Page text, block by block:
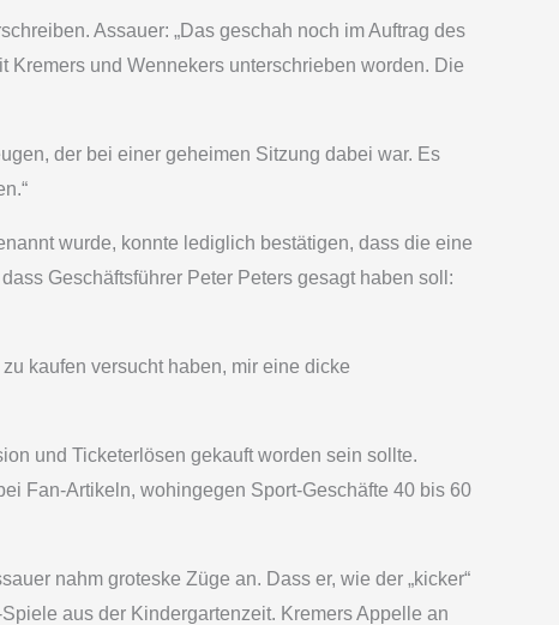
Assauer: „Das geschah noch im Auftrag des
Kremers und Wennekers unterschrieben worden. Die
der bei einer geheimen Sitzung dabei war. Es
wurde, konnte lediglich bestätigen, dass die eine
Geschäftsführer Peter Peters gesagt haben soll:
kaufen versucht haben, mir eine dicke
und Ticketerlösen gekauft worden sein sollte.
Fan-Artikeln, wohingegen Sport-Geschäfte 40 bis 60
nahm groteske Züge an. Dass er, wie der „kicker“
aus der Kindergartenzeit. Kremers Appelle an